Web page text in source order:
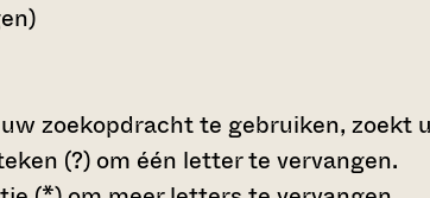
zoekopdracht te gebruiken, zoekt
(?) om één letter te vervangen.